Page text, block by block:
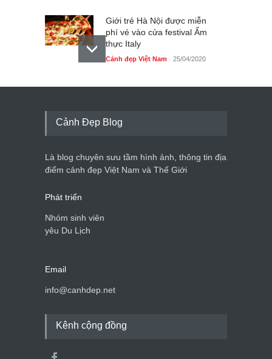
Giới trẻ Hà Nội được miễn
phí vé vào cửa festival Ẩm
thực Italy
Cảnh đẹp Việt Nam 25/04/2020
Tam giác mạch khoe sắc
du lịch quốc gia
Cảnh đẹp Việt Nam 24/04/2020
Cảnh Đẹp Blog
Là blog chuyên sưu tầm hình ảnh, thông tin địa
điểm cảnh đẹp Việt Nam và Thế Giới
Phát triển
Nhóm sinh viên
yêu Du Lịch
Email
info@canhdep.net
Kênh cộng đồng